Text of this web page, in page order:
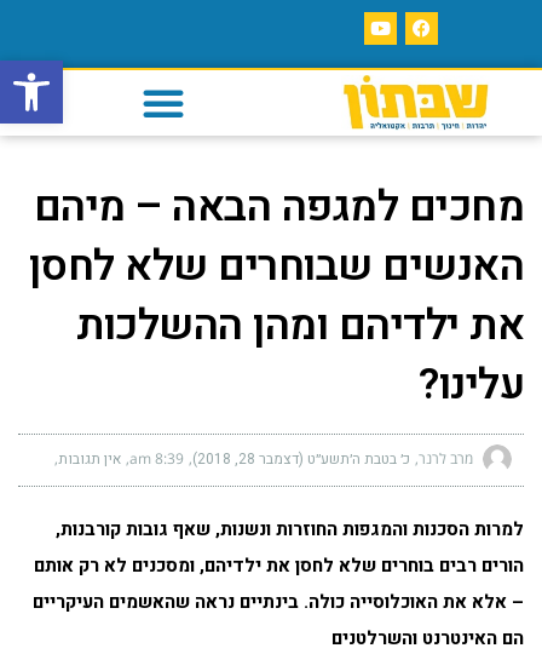
פתח
מחכים למגפה הבאה – מיהם
האנשים שבוחרים שלא לחסן
את ילדיהם ומהן ההשלכות
עלינו?
מרב לרנר כ׳ בטבת ה׳תשע״ט (דצמבר 28, 2018) 8:39 am אין תגובות
למרות הסכנות והמגפות החוזרות ונשנות, שאף גובות קורבנות,
הורים רבים בוחרים שלא לחסן את ילדיהם, ומסכנים לא רק אותם
– אלא את האוכלוסייה כולה. בינתיים נראה שהאשמים העיקריים
הם האינטרנט והשרלטנים